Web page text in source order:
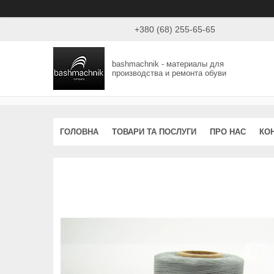
+380 (68) 255-65-65
bashmachnik - материалы для
производства и ремонта обуви
ГОЛОВНА ТОВАРИ ТА ПОСЛУГИ ПРО НАС